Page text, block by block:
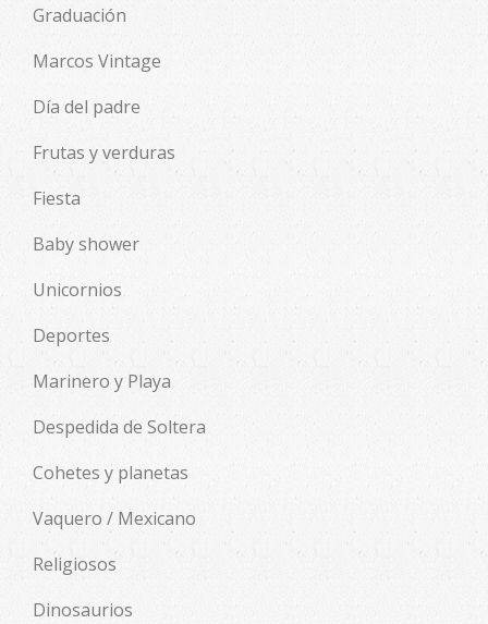
Graduación
Marcos Vintage
Día del padre
Frutas y verduras
Fiesta
Baby shower
Unicornios
Deportes
Marinero y Playa
Despedida de Soltera
Cohetes y planetas
Vaquero / Mexicano
Religiosos
Dinosaurios